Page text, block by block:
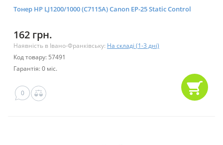
Тонер HP LJ1200/1000 (C7115A) Canon EP-25 Static Control
162 грн.
Наявність в Івано-Франківську: На складі (1-3 дні)
Код товару: 57491
Гарантія: 0 міс.
0